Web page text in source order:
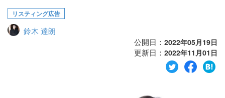
広告代理店・HP制作会社様へ
リスティング広告
鈴木 達朗
公開日： 2022年05月19日
更新日： 2022年11月01日